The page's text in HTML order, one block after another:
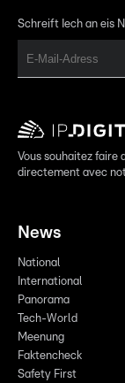
Schreift Iech an eis
Vous souhaitez faire
directement avec
News
National
International
Panorama
Tech-World
Meenung
Faktencheck
Safety First